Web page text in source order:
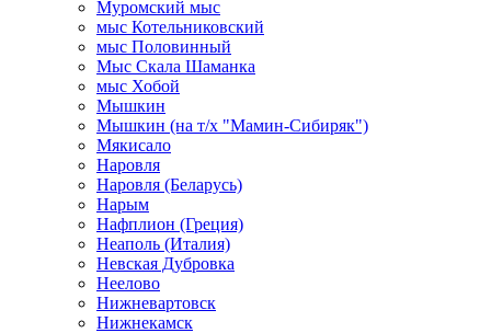
Муромский мыс
мыс Котельниковский
мыс Половинный
Мыс Скала Шаманка
мыс Хобой
Мышкин
Мышкин (на т/х "Мамин-Сибиряк")
Мякисало
Наровля
Наровля (Беларусь)
Нарым
Нафплион (Греция)
Неаполь (Италия)
Невская Дубровка
Неелово
Нижневартовск
Нижнекамск